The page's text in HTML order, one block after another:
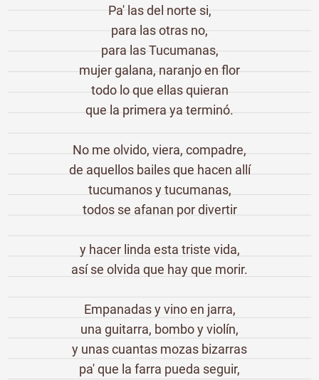
Pa' las del norte si,
para las otras no,
para las Tucumanas,
mujer galana, naranjo en flor
todo lo que ellas quieran
que la primera ya terminó.
No me olvido, viera, compadre,
de aquellos bailes que hacen allí
tucumanos y tucumanas,
todos se afanan por divertir
y hacer linda esta triste vida,
así se olvida que hay que morir.
Empanadas y vino en jarra,
una guitarra, bombo y violín,
y unas cuantas mozas bizarras
pa' que la farra pueda seguir,